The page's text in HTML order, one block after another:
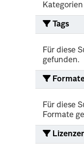
Tags
Für diese
gefunden.
Für diese
Formate